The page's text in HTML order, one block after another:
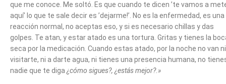
que me conoce. Me soltó. Es que cuando te dicen ’te vamos a
aquí’ lo que te sale decir es ’dejarme!’. No es la enfermedad, es una
reacción normal, no aceptas eso, y si es necesario chillas y das
golpes. Te atan, y estar atado es una tortura. Gritas y tienes la
seca por la medicación. Cuando estas atado, por la noche no van
visitarte, ni a darte agua, ni tienes una presencia humana, no
nadie que te diga ¿cómo sigues?, ¿estás mejor?.»